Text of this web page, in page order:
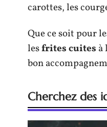
carottes, les
Que ce soit pour
lesfrites cuites à
bon
Cherchez des